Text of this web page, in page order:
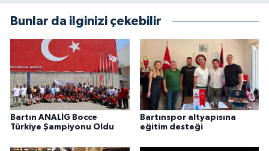
Bunlar da ilginizi çekebilir
Bartın ANALİG Bocce
Türkiye Şampiyonu Oldu
Bartınspor altyapısına
eğitim desteği